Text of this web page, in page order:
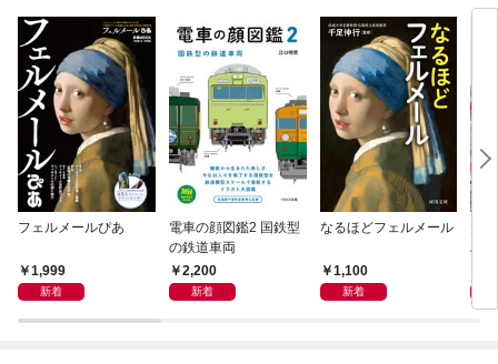
フェルメールぴあ
1,999
新着
電車の顔図鑑2 国鉄型
の鉄道車両
2,200
新着
なるほどフェルメール
1,100
新着
ハ